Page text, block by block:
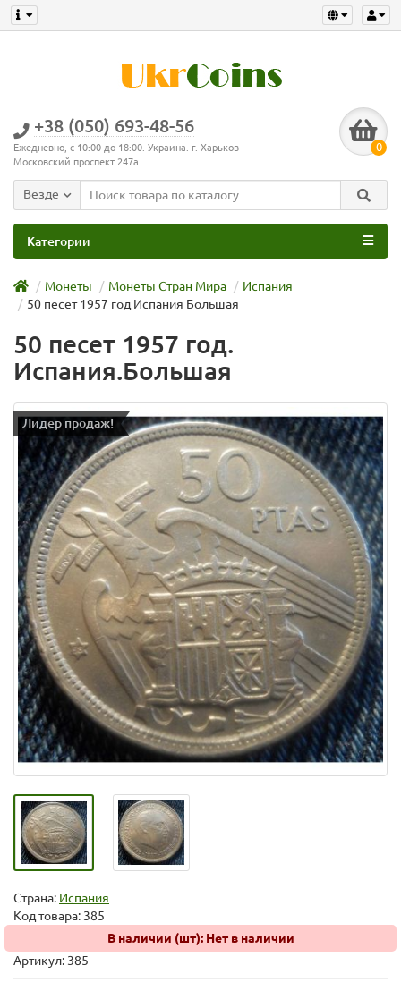
+38 (050) 693-48-56
Ежедневно, с 10:00 до 18:00. Украина. г. Харьков
Московский проспект 247а
0
Везде
Категории
Монеты Монеты Стран Мира
Испания
50 песет 1957 год Испания Большая
50 песет 1957 год.
Испания.Большая
Лидер продаж!
Страна: Испания
Код товара: 385
В наличии (шт): Нет в наличии
Артикул: 385